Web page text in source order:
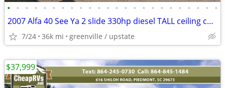
• • • • • • • • • • • • • • • • • • • • • • • •
2007 Alfa 40 See Ya 2 slide 330hp diesel TALL ceiling cheap motorhom
7/24 36k mi greenville / upstate
$37,999